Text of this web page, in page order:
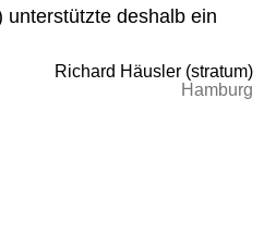
unterstützte deshalb ein
Richard Häusler (stratum)
Hamburg